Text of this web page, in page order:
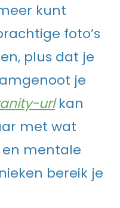
kunt
foto’s
plus dat je
je
urlkan
met wat
mentale
bereik je